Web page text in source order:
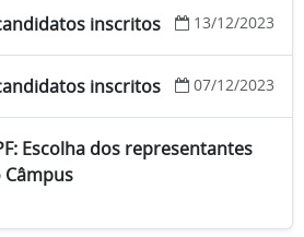
inscritos 13/12/2023
inscritos 07/12/2023
Escolha dos representantes